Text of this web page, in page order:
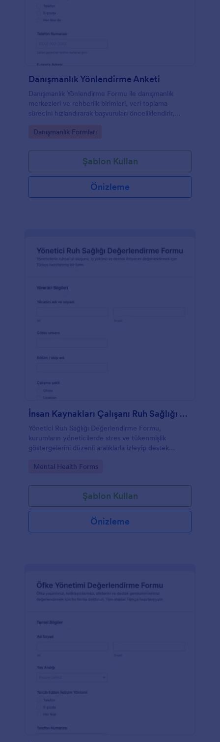
Danışmanlık Yönlendirme Anketi
Danışmanlık Yönlendirme Formu ile danışmanlık
merkezleri ve rehberlik birimleri, veri toplama
sürecini hızlandırarak başvuruları önceliklendirir,
form yanıtlarını tek noktadan takip eder.
Go to Category:
Danışmanlık Formları
Şablon Kullan
Önizleme
İnsan Kaynakları Çalışanı Ruh Sağlığı Değerlendirme Anketi
Yönetici Ruh Sağlığı Değerlendirme Formu,
kurumların yöneticilerde stres ve tükenmişlik
göstergelerini düzenli aralıklarla izleyip destek
şablonudur.
Go to Category:
Mental Health Forms
Şablon Kullan
Önizleme